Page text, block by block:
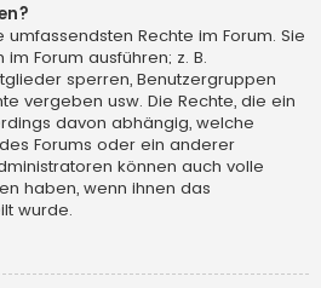
Rechte im Forum. Sie
Forum ausführen; z. B.
sperren, Benutzergruppen
vergeben usw. Die Rechte, die ein
davon abhängig, welche
Forums oder ein anderer
können auch volle
haben, wenn ihnen das
wurde.